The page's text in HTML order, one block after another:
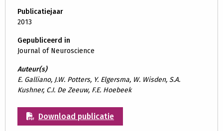
Publicatiejaar
2013
Gepubliceerd in
Journal of Neuroscience
Auteur(s)
E. Galliano, J.W. Potters, Y. Elgersma, W. Wisden, S.A.
Kushner, C.I. De Zeeuw, F.E. Hoebeek
Download publicatie